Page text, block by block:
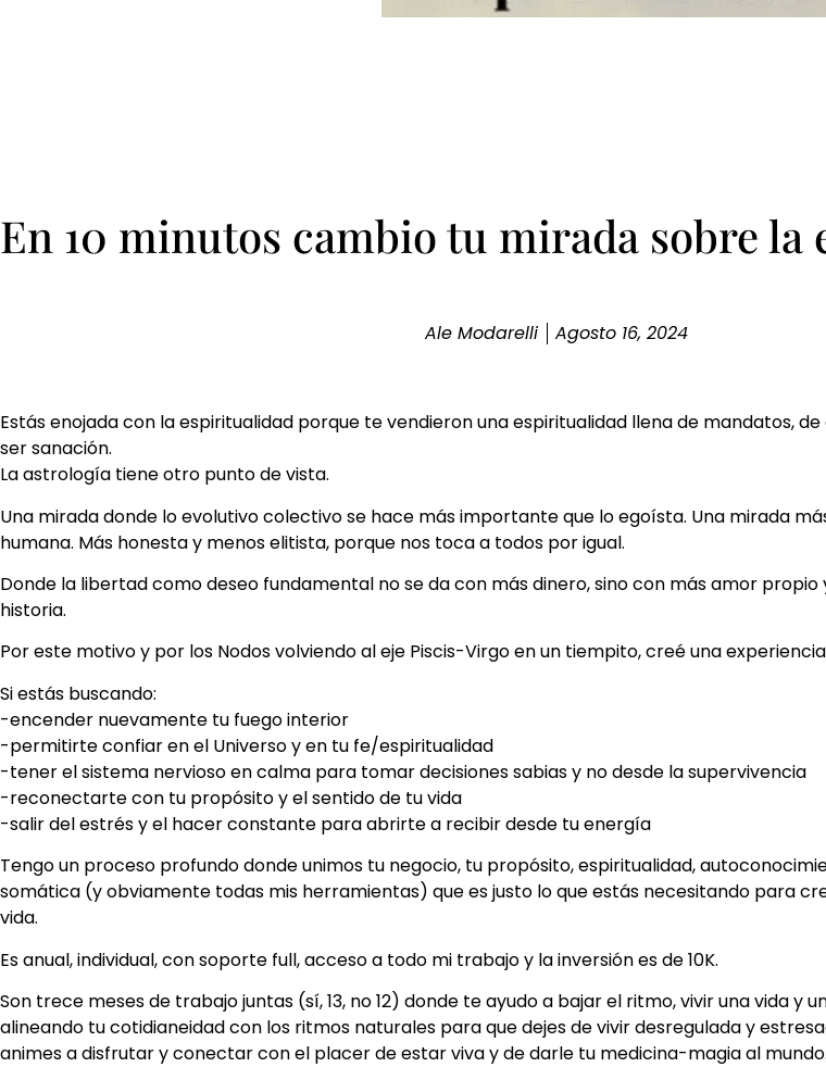
En 10 minutos cambio tu mirada sobre
Ale Modarelli Agosto 16, 2024
Estás enojada con la espiritualidad porque te vendieron una espiritualidad llena de mandatos,
ser sanación.
La astrología tiene otro punto de vista.
Una mirada donde lo evolutivo colectivo se hace más importante que lo egoísta. Una mirada
humana. Más honesta y menos elitista, porque nos toca a todos por igual.
Donde la libertad como deseo fundamental no se da con más dinero, sino con más amor
historia.
Por este motivo y por los Nodos volviendo al eje Piscis-Virgo en un tiempito, creé una
Si estás buscando:
-encender nuevamente tu fuego interior
-permitirte confiar en el Universo y en tu fe/espiritualidad
-tener el sistema nervioso en calma para tomar decisiones sabias y no desde la supervivencia
-reconectarte con tu propósito y el sentido de tu vida
-salir del estrés y el hacer constante para abrirte a recibir desde tu energía
Tengo un proceso profundo donde unimos tu negocio, tu propósito, espiritualidad,
somática (y obviamente todas mis herramientas) que es justo lo que estás necesitando para
vida.
Es anual, individual, con soporte full, acceso a todo mi trabajo y la inversión es de 10K.
Son trece meses de trabajo juntas (sí, 13, no 12) donde te ayudo a bajar el ritmo, vivir una vida y
alineando tu cotidianeidad con los ritmos naturales para que dejes de vivir desregulada y
animes a disfrutar y conectar con el placer de estar viva y de darle tu medicina-magia al mundo.